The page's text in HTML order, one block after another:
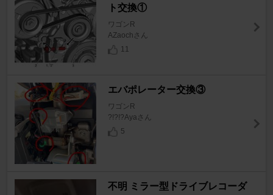
ト交換①
ワゴンR
AZaochさん
11
エバポレーター交換③
ワゴンR
?!?!?Ayaさん
5
不明 ミラー型ドライブレコーダ